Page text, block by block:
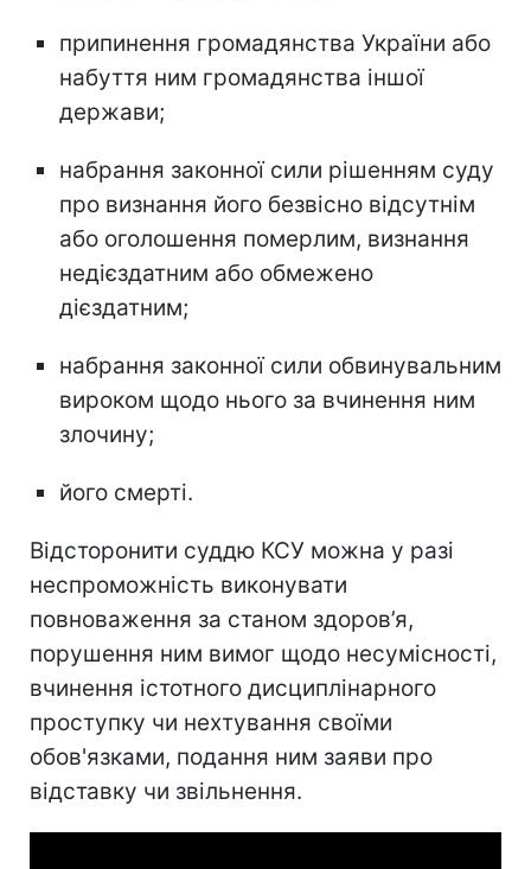
припинення громадянства України або
набуття ним громадянства іншої
держави;
набрання законної сили рішенням суду
про визнання його безвісно відсутнім
або оголошення померлим, визнання
недієздатним або обмежено
дієздатним;
набрання законної сили обвинувальним
вироком щодо нього за вчинення ним
злочину;
його смерті.
Відсторонити суддю КСУ можна у разі
неспроможність виконувати
повноваження за станом здоров’я,
порушення ним вимог щодо несумісності,
вчинення істотного дисциплінарного
проступку чи нехтування своїми
обов'язками, подання ним заяви про
відставку чи звільнення.